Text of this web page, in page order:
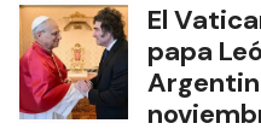
El
papa